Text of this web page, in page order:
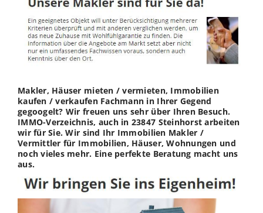
Makler, Häuser mieten / vermieten, Immobilien
kaufen / verkaufen Fachmann in Ihrer Gegend
gegoogelt? Wir freuen uns sehr über Ihren Besuch.
IMMO-Verzeichnis, auch in 23847 Steinhorst arbeiten
wir für Sie. Wir sind Ihr Immobilien Makler /
Vermittler für Immobilien, Häuser, Wohnungen und
noch vieles mehr. Eine perfekte Beratung macht uns
aus.